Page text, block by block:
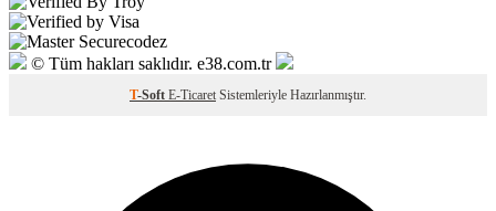
© Tüm hakları saklıdır. e38.com.tr
T-Soft E-Ticaret Sistemleriyle Hazırlanmıştır.